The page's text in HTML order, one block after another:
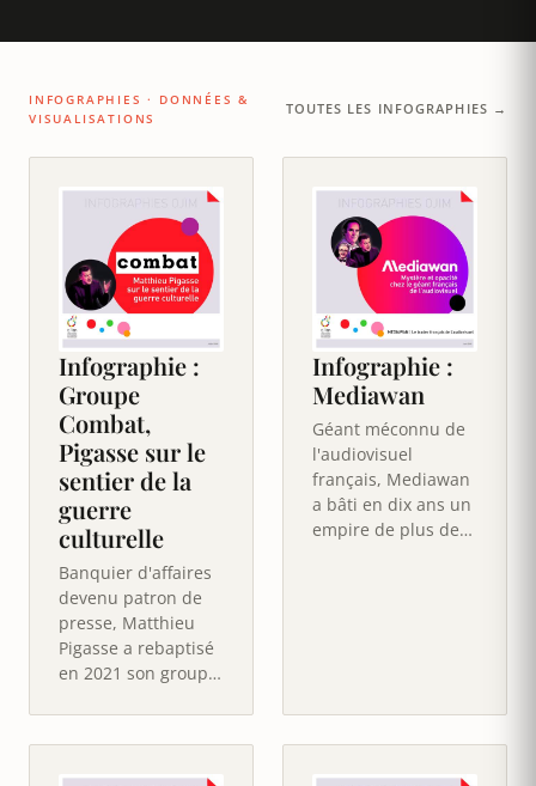
INFOGRAPHIES · DONNÉES &
VISUALISATIONS
TOUTES LES INFOGRAPHIES →
Infographie :
Groupe
Combat,
Pigasse sur le
sentier de la
guerre
culturelle
Banquier d'affaires
devenu patron de
presse, Matthieu
Pigasse a rebaptisé
en 2021 son groupe
un programme :
Combat.…
Infographie :
Mediawan
Géant méconnu de
l'audiovisuel
français, Mediawan
a bâti en dix ans un
empire de plus de